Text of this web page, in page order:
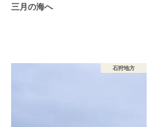
三月の海へ
石狩地方